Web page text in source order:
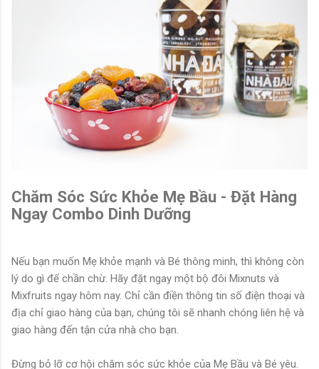
Chăm Sóc Sức Khỏe Mẹ Bầu - Đặt Hàng
Ngay Combo Dinh Dưỡng
Nếu bạn muốn Mẹ khỏe mạnh và Bé thông minh, thì không còn
lý do gì để chần chừ. Hãy đặt ngay một bộ đôi Mixnuts và
Mixfruits ngay hôm nay. Chỉ cần điền thông tin số điện thoại và
địa chỉ giao hàng của bạn, chúng tôi sẽ nhanh chóng liên hệ và
giao hàng đến tận cửa nhà cho bạn.
Đừng bỏ lỡ cơ hội chăm sóc sức khỏe của Mẹ Bầu và Bé yêu.